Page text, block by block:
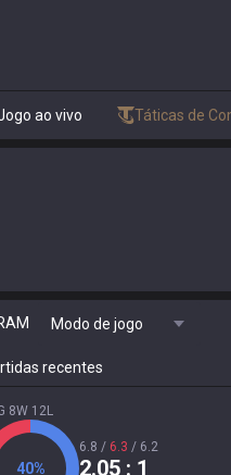
ao vivo Táticas de
Modo de jogo
recentes
8W 12L
40%
6.8 / 6.3 / 6.2
2.05 : 1